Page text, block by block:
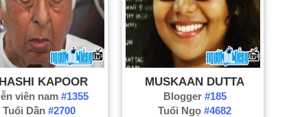
KAPOOR
viên nam #1355
Tuổi Dần#2700
MUSKAAN DUTTA
Blogger #185
Tuổi Ngọ#4682